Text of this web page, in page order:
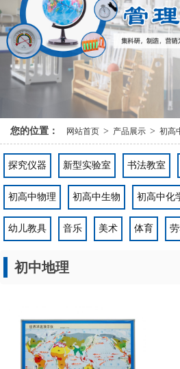
您的位置： 网站首页 > 产品展示 > 初高
探究仪器 新型实验室 书法教室
初高中物理 初高中生物 初高中化
幼儿教具 音乐 美术 体育
初中地理